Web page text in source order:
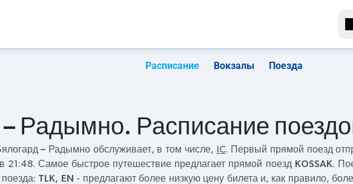
Расписание Вокзалы Поезда
– Радымно. Расписание
– Радымно обслуживает, в том числе, IC. Первый прямой поезд
21:48. Самое быстрое путешествие предлагает прямой поезд KOSSAK.
TLK, EN - предлагают более низкую цену билета и, как правило,